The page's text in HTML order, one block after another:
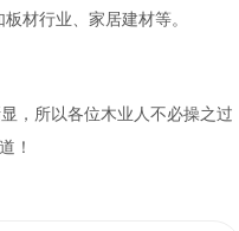
材行业、家居建材等。
，所以各位木业人不必操之过
！